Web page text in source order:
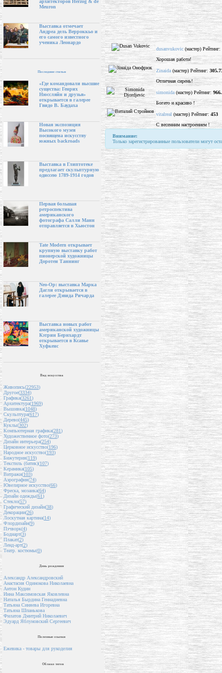
архитекторов Herzog & de
Meuron
Выставка отмечает
Андреа дель Верроккьо и
его самого известного
ученика Леонардо
Последние статьи
«Где командовали высшие
существа: Генрих
Нюссляйн и друзья»
открывается в галерее
Гвидо В. Баудаха
Новая экспозиция
Высокого музея
посвящена искусству
южных backroads
Выставка в Глиптотеке
предлагает скульптурную
одиссею 1789-1914 годов
Первая большая
ретроспектива
американского
фотографа Салли Манн
отправляется в Хьюстон
Tate Modern открывает
крупную выставку работ
пионерской художницы
Доротеи Таннинг
Neo-Op: выставка Марка
Дагли открывается в
галерее Дэвида Ричарда
Выставка новых работ
американской художницы
Кэтрин Бернхардт
открывается в Ксавье
Хуфкенс
Вид искусства
Живопись(22953)
Другое(3334)
Графика(3261)
Архитектура(1969)
Вышивка(1048)
Скульптура(617)
Дерево(445)
Куклы(302)
Компьютерная графика(281)
Художественное фото(273)
Дизайн интерьера(254)
Церковное искусство(196)
Народное искусство(193)
Бижутерия(119)
Текстиль (батик)(107)
Керамика(105)
Витражи(103)
Аэрография(74)
Ювелирное искусство(66)
Фреска, мозаика(64)
Дизайн одежды(61)
Стекло(57)
Графический дизайн(38)
Декорации(26)
Лоскутная картина(14)
Флордизайн(9)
Пэчворк(4)
Бодиарт(3)
Плакат(2)
Ленд-арт(2)
Театр. костюмы(0)
День рождения
Александр Александровский
Анастасия Одинокова Николаевна
Антон Кудин
Инна Максимовская Яковлевна
Наталья Бырдина Геннадиевна
Татьяна Синяева Игоревна
Татьяна Шпанькова
Филатов Дмитрий Николаевич
Эдуард Яблуновский Сергеевич
Полезные ссылки
Ежевика - товары для рукоделия
Облако тегов
dusanvukovic (мастер) Рейтинг:
Хорошая работа!
Zinaida (мастер) Рейтинг:
Отличная сирень!
simonida (мастер) Рейтинг:
Богато и красиво !
vitalreal (мастер) Рейтинг: 453
С весенним настроением !
Внимание:
Только зарегистрированные пользователи могут